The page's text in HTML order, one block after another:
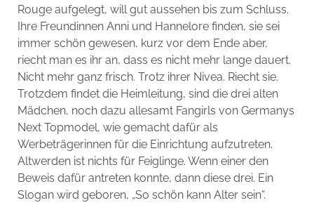
Rouge aufgelegt, will gut aussehen bis zum Schluss.
Ihre Freundinnen Anni und Hannelore finden, sie sei
immer schön gewesen, kurz vor dem Ende aber,
riecht man es ihr an, dass es nicht mehr lange dauert.
Nicht mehr ganz frisch. Trotz ihrer Nivea. Riecht sie.
Trotzdem findet die Heimleitung, sind die drei alten
Mädchen, noch dazu allesamt Fangirls von Germanys
Next Topmodel, wie gemacht dafür als
Werbeträgerinnen für die Einrichtung aufzutreten.
Altwerden ist nichts für Feiglinge. Wenn einer den
Beweis dafür antreten konnte, dann diese drei. Ein
Slogan wird geboren, „So schön kann Alter sein“.